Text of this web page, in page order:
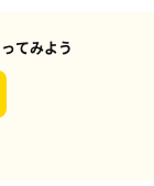
てみよう